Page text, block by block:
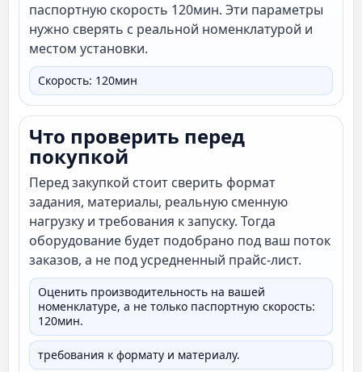
паспортную скорость 120мин. Эти параметры
нужно сверять с реальной номенклатурой и
местом установки.
Скорость: 120мин
Что проверить перед
покупкой
Перед закупкой стоит сверить формат
задания, материалы, реальную сменную
нагрузку и требования к запуску. Тогда
оборудование будет подобрано под ваш поток
заказов, а не под усредненный прайс-лист.
Оценить производительность на вашей
номенклатуре, а не только паспортную скорость:
120мин.
требования к формату и материалу.